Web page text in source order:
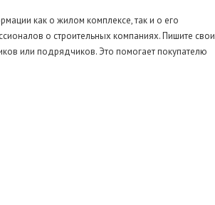
как о жилом комплексе, так и о его
о строительных компаниях. Пишите свои
или подрядчиков. Это помогает покупателю